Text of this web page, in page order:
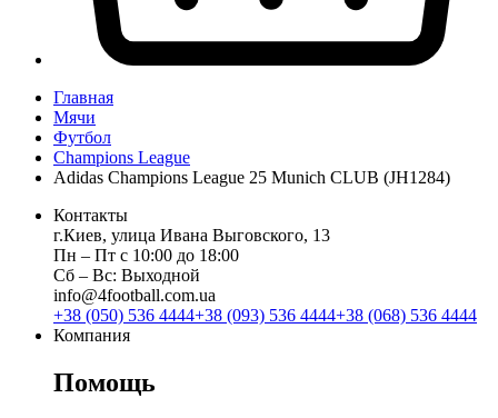
Главная
Мячи
Футбол
Champions League
Adidas Champions League 25 Munich CLUB (JH1284)
Контакты
г.Киев, улица Ивана Выговского, 13
Пн ‒ Пт с 10:00 до 18:00
Сб ‒ Вс: Выходной
info@4football.com.ua
+38 (050) 536 4444+38 (093) 536 4444+38 (068) 536 4444
Компания
Помощь